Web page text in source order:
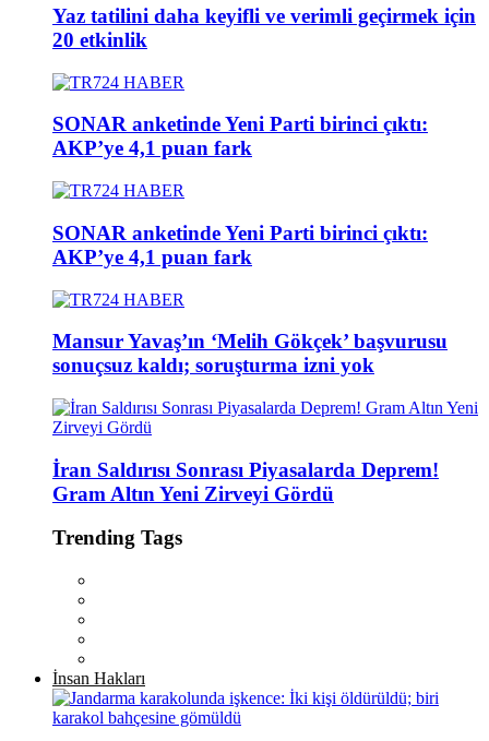
Yaz tatilini daha keyifli ve verimli geçirmek için
20 etkinlik
SONAR anketinde Yeni Parti birinci çıktı:
AKP’ye 4,1 puan fark
SONAR anketinde Yeni Parti birinci çıktı:
AKP’ye 4,1 puan fark
Mansur Yavaş’ın ‘Melih Gökçek’ başvurusu
sonuçsuz kaldı; soruşturma izni yok
İran Saldırısı Sonrası Piyasalarda Deprem!
Gram Altın Yeni Zirveyi Gördü
Trending Tags
İnsan Hakları